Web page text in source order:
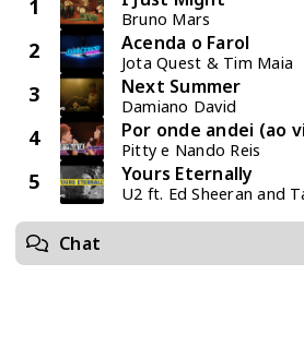
1 Bruno Mars
2 Acenda o Farol
Jota Quest & Tim Maia
3 Next Summer
Damiano David
4 Por onde andei (ao
Pitty e Nando Reis
5 Yours Eternally
U2 ft. Ed Sheeran and
Chat